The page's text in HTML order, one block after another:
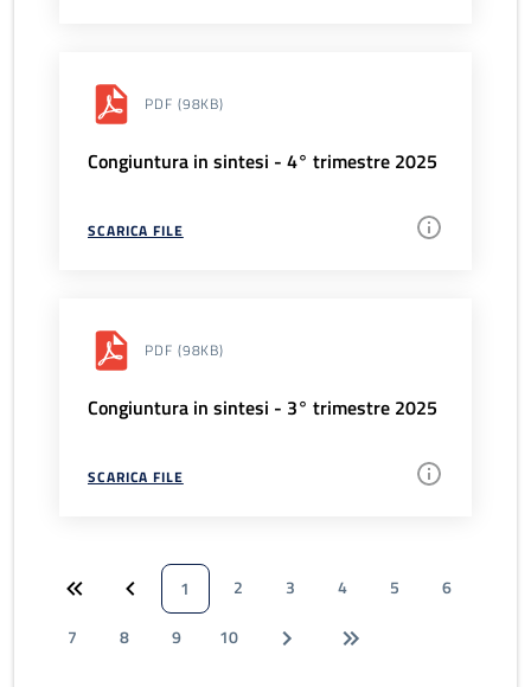
PDF (98KB)
Congiuntura in sintesi - 4° trimestre 2025
SCARICA FILE
PDF (98KB)
Congiuntura in sintesi - 3° trimestre 2025
SCARICA FILE
1 2 3 4 5
6
7
8 9 10